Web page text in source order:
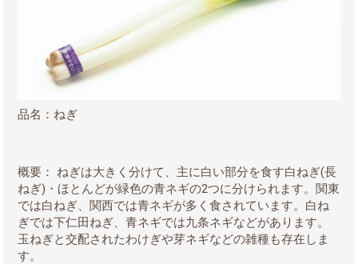
品名：ねぎ
概要： ねぎは大きく分けて、主に白い部分を食す白ねぎ(長
ねぎ) ・ほとんどが緑色の青ネギの2つに分けられます。関東
では白ねぎ、関西では青ネギが多く食されています。白ね
ぎでは下仁田ねぎ、青ネギでは九条ネギなどがあります。
玉ねぎと交配されたわけぎや芽ネギなどの雑種も存在しま
す。